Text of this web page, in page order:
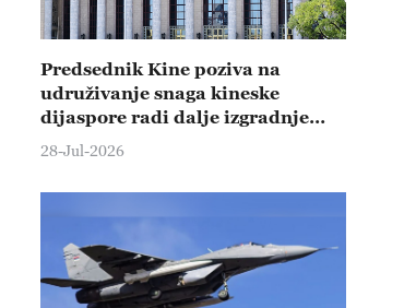
Predsednik Kine poziva na
udruživanje snaga kineske
dijaspore radi dalje izgradnje
države i nacionalnog
28-Jul-2026